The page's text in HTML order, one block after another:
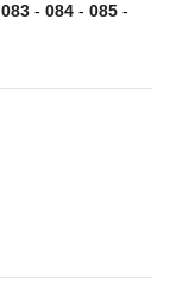
083 - 084 - 085 -